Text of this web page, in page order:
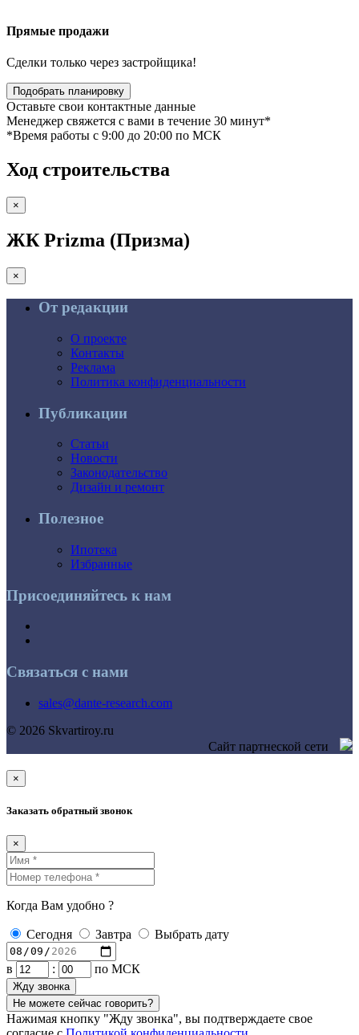
Прямые продажи
Сделки только через застройщика!
Подобрать планировку
Оставьте свои контактные данные
Менеджер свяжется с вами в течение 30 минут*
*Время работы c 9:00 до 20:00 по МСК
Ход строительства
×
ЖК Prizma (Призма)
×
От редакции
О проекте
Контакты
Реклама
Политика конфиденциальности
Публикации
Статьи
Новости
Законодательство
Дизайн и ремонт
Полезное
Ипотека
Избранные
Присоединяйтесь к нам
Связаться с нами
sales@dante-research.com
© 2026 Skvartiroy.ru
Сайт партнеской сети
×
Заказать обратный звонок
×
Когда Вам удобно ?
Сегодня Завтра Выбрать дату
в : по МСК
Жду звонка
Не можете сейчас говорить?
Нажимая кнопку "Жду звонка", вы подтверждаете свое